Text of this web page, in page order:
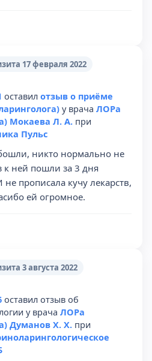
17 февраля 2022
оставил отзыв о приёме
у врача ЛОРа
Мокаева Л. А. при
Пульс
никто нормально не
ней пошли за 3 дня
прописала кучу лекарств,
ей огромное.
3 августа 2022
оставил отзыв об
у врача ЛОРа
Думанов Х. Х. при